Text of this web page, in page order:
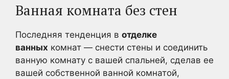
Ванная комната без стен
Последняя тенденция в отделке
ванных комнат — снести стены и соединить
ванную комнату с вашей спальней, сделав ее
вашей собственной ванной комнатой,